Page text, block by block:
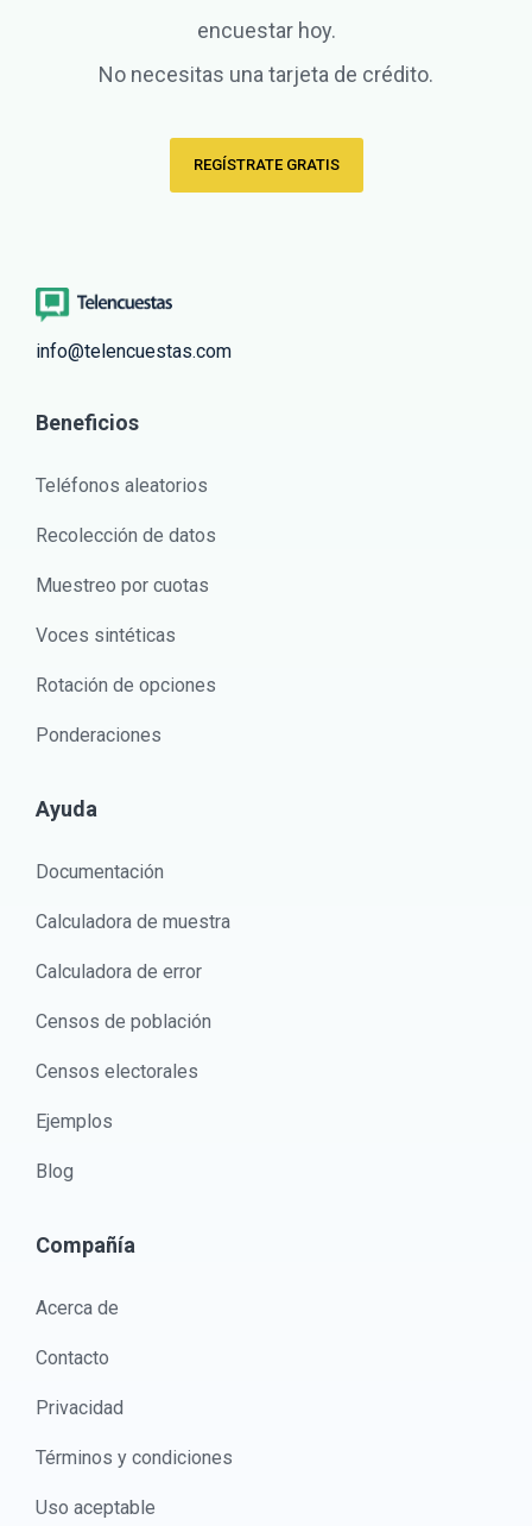
encuestar hoy.
No necesitas una tarjeta de crédito.
REGÍSTRATE GRATIS
info@telencuestas.com
Beneficios
Teléfonos aleatorios
Recolección de datos
Muestreo por cuotas
Voces sintéticas
Rotación de opciones
Ponderaciones
Ayuda
Documentación
Calculadora de muestra
Calculadora de error
Censos de población
Censos electorales
Ejemplos
Blog
Compañía
Acerca de
Contacto
Privacidad
Términos y condiciones
Uso aceptable